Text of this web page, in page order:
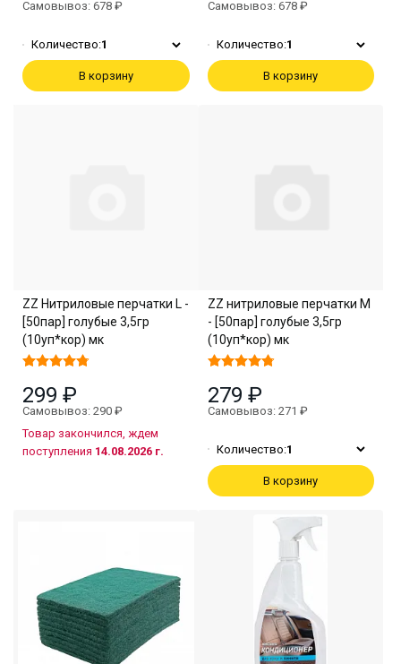
Самовывоз: 678 ₽
Количество:1
В корзину
Самовывоз: 678 ₽
Количество:1
В корзину
ZZ Нитриловые перчатки L -
[50пар] голубые 3,5гр
(10уп*кор) мк
299 ₽
Самовывоз: 290 ₽
Товар закончился, ждем
поступления 14.08.2026 г.
ZZ нитриловые перчатки M
- [50пар] голубые 3,5гр
(10уп*кор) мк
279 ₽
Самовывоз: 271 ₽
Количество:1
В корзину